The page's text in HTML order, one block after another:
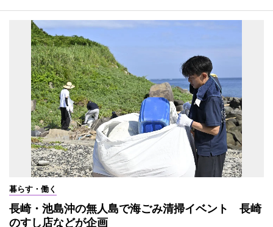
暮らす・働く
長崎・池島沖の無人島で海ごみ清掃イベント 長崎
のすし店などが企画